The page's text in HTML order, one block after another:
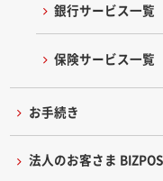
銀行サービス一覧
保険サービス一覧
お手続き
法人のお客さま